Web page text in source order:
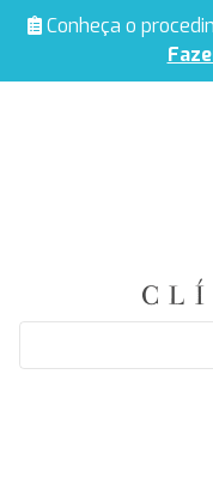
Conheça o